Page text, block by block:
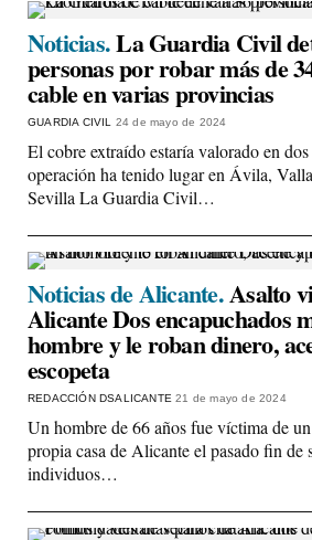
Noticias.La Guardia Civil
personas por robar más de
cable en varias provincias
GUARDIA CIVIL 24 de mayo de 2024
El cobre extraído estaría valorado en
operación ha tenido lugar en Ávila,
Sevilla La Guardia Civil…
Noticias de Alicante.Asalto
Alicante Dos encapuchados
hombre y le roban dinero,
escopeta
REDACCIÓN DSALICANTE21 de mayo de 2024
Un hombre de 66 años fue víctima de
propia casa de Alicante el pasado fin de
individuos…